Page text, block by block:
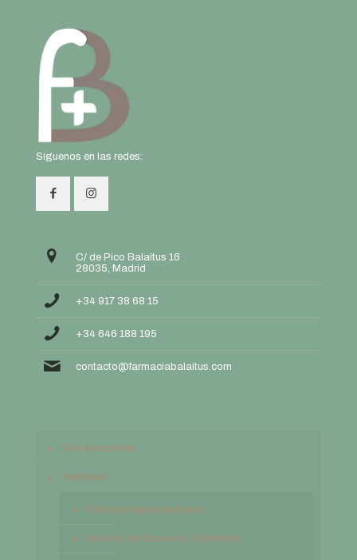
Síguenos en las redes:
C/ de Pico Balaitus 16
28035, Madrid
+34 917 38 68 15
+34 646 188 195
contacto@farmaciabalaitus.com
Sobre nosotros
Servicios
Control Integral de Salud
Análisis de Glucosa y Colesterol